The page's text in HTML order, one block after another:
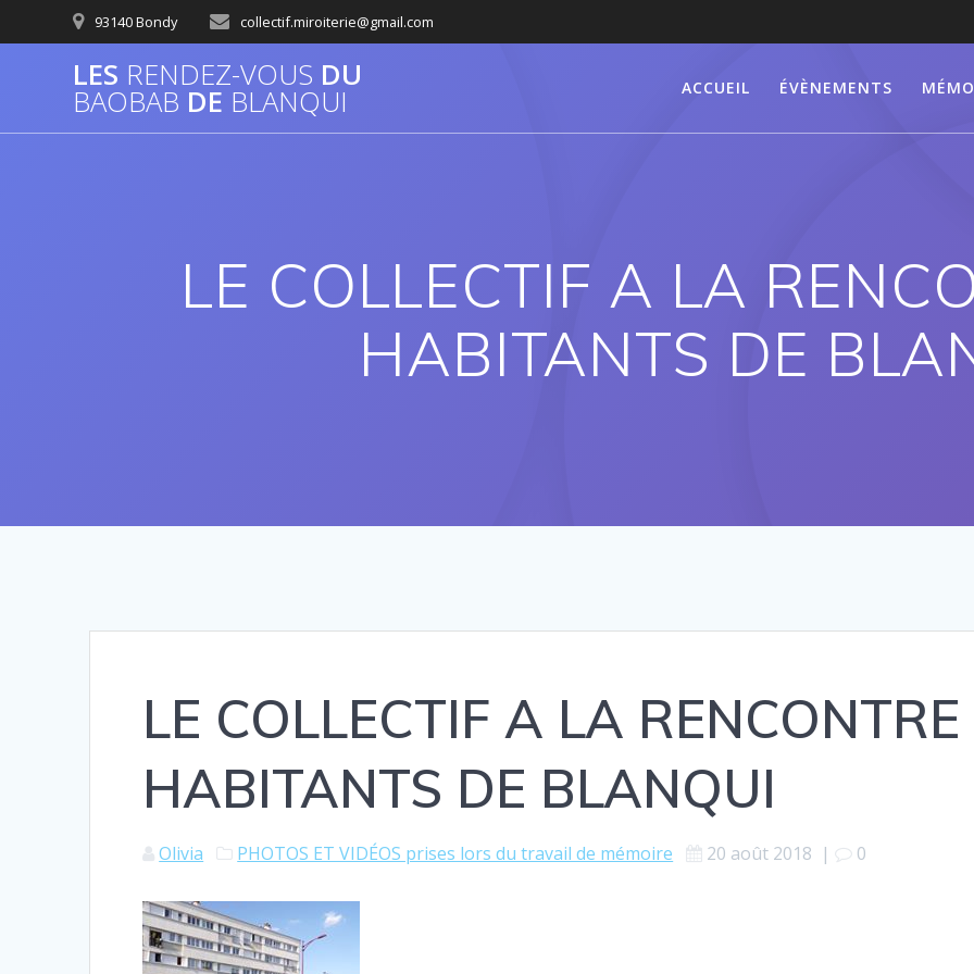
au
93140 Bondy collectif.miroiterie@gmail.com
LES RENDEZ-VOUS DU
BAOBAB DE BLANQUI ACCUEIL ÉVÈNEMENTS
LE COLLECTIF A LA
HABITANTS DE
LE COLLECTIF A LA RENCONTRE
HABITANTS DE BLANQUI
Olivia PHOTOS ET VIDÉOS prises lors du travail de mémoire 20 août 2018 | 0